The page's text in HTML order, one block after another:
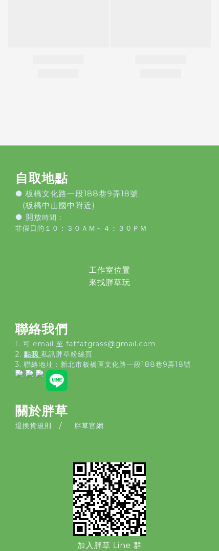
自取地點
● 板橋文化路一段188巷9弄18號
(板橋中山國中附近)
● 開放時間：
非假日的１０：３０ＡＭ～４：３０ＰＭ
工作室位置
來找胖草玩
聯絡我們
1. 可 email 至 fatfatgrass@gmail.com
2. 點我 私訊胖草粉絲頁
3. 聯絡地址： 新北市板橋區文化路一段188巷9弄18號
關於胖草
退換貨規則 / 胖草官網
加入胖草 Line 群